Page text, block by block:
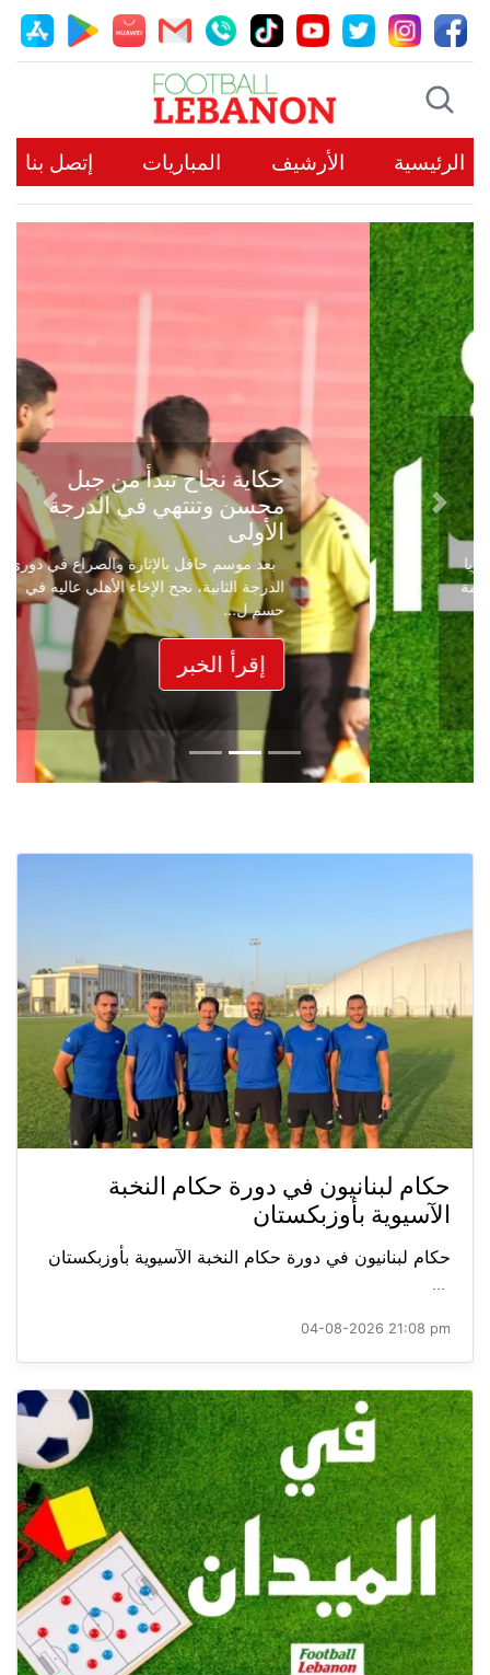
الرئيسية الأرشيف المباريات إتصل بنا
حكاية نجاح تبدأ من جبل
محسن وتنتهي في الدرجة
الأولى
بعد موسم حافل بالإثارة والصراع في دوري
الدرجة الثانية، نجح الإخاء الأهلي عاليه في
حسم ل...
إقرأ الخبر
Previous
Next
حكام لبنانيون في دورة حكام النخبة
الآسيوية بأوزبكستان
حكام لبنانيون في دورة حكام النخبة الآسيوية بأوزبكستان
...
04-08-2026 21:08 pm